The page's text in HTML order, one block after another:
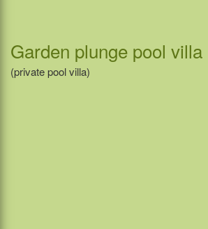
Garden plunge pool villa
(private pool villa)